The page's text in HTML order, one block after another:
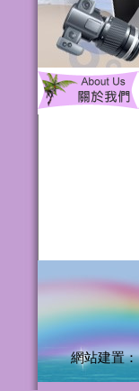
網站建置：